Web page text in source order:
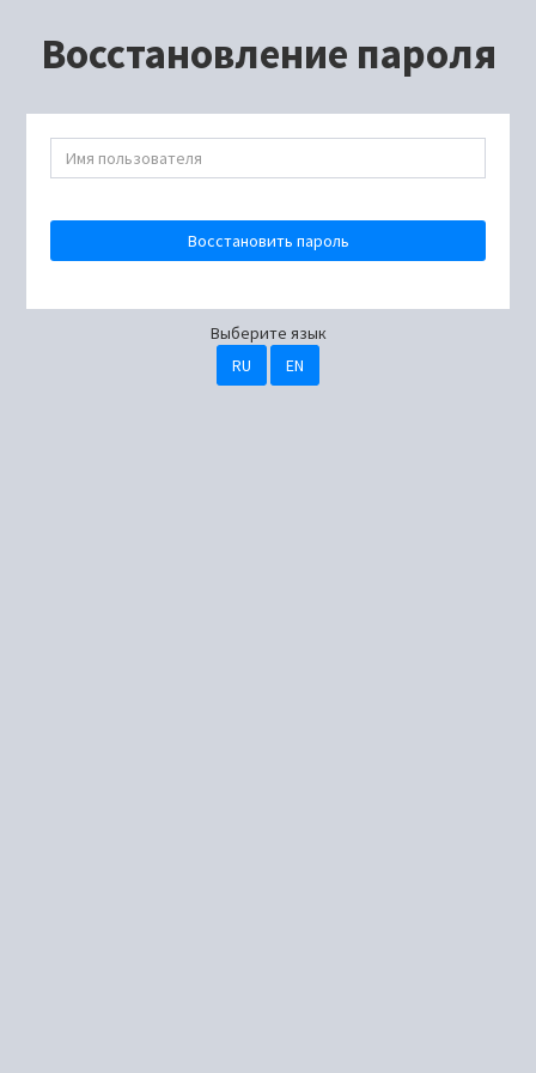
Восстановление пароля
Восстановить пароль
Выберите язык